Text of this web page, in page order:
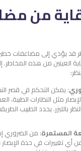
من
قد يؤدي إلى مضاعفات
العينين من هذه المخاطر.
: يمكن التحكم في قصر
مثل النظارات الطبية،
بالليزر. يحدد الطبيب
المستمرة: من الضروري
تغييرات في حدة